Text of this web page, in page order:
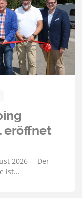
eröffnet
2026 – Der
ist…